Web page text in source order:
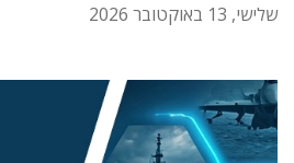
שלישי, 13 באוקטובר 2026